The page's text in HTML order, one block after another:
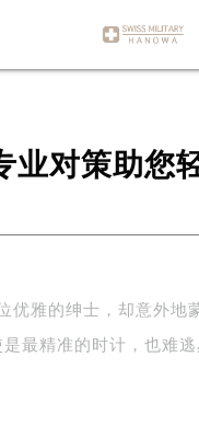
业对策助您
优雅的绅士，却意外地
最精准的时计，也难逃